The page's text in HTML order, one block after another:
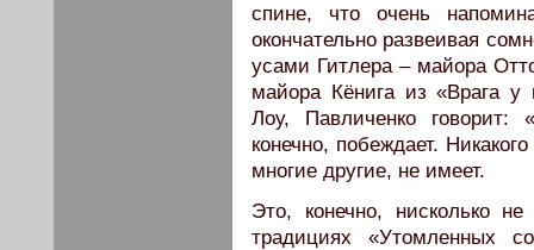
спине, что очень
окончательно развеивая
усами Гитлера – майора
майора Кёнига из «Врага у
Лоу, Павличенко
конечно, побеждает.
многие другие, не имеет.
Это, конечно, нисколько
традициях «Утомленных